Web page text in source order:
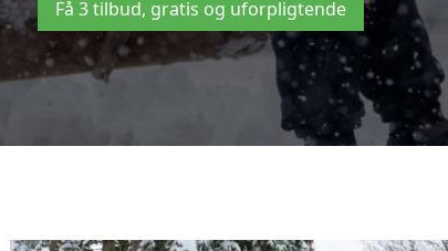
Få 3 tilbud, gratis og uforpligtende